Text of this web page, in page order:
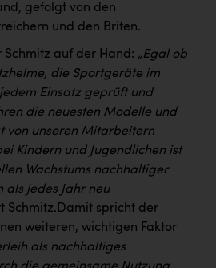
Energiehandel
gefolgt von den
und den Briten.
Schmitz auf der Hand: „Egal ob
die Sportgeräte im
Einsatz geprüft und
die neuesten Modelle und
von unseren Mitarbeitern
Kindern und Jugendlichen ist
Wachstums nachhaltiger
als jedes Jahr neu
Schmitz.Damit spricht der
weiteren, wichtigen Faktor
als nachhaltiges